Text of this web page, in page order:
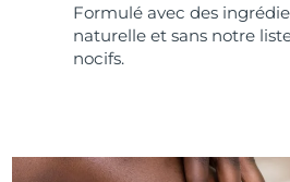
Formulé avec des
naturelle et sans notre
nocifs.